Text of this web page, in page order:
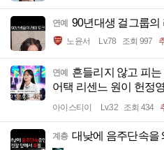
연예 90년대생 걸그룹의
노윤서 Lv.78 조회 997
연예
흔들리지 않고 피
어택 리센느 원이 헌정
아이스티이 Lv.32 조회 434
계층 대낮에 음주단속을